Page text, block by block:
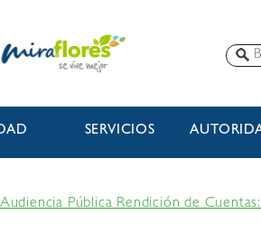
SERVICIOS
Pública Rendición de